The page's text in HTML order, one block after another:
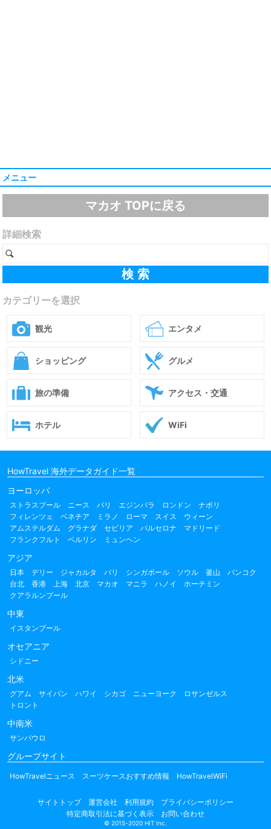
メニュー
マカオ TOPに戻る
詳細検索
カテゴリーを選択
観光 エンタメ
ショッピング グルメ
旅の準備 アクセス・交通
ホテル WiFi
HowTravel 海外データガイド一覧
ヨーロッパ
ストラスブール ニース パリ エジンバラ ロンドン
ナポリ
フィレンツェ
ベネチア ミラノ ローマ スイス
ウィーン
アムステルダム
グラナダ セビリア バルセロナ
マドリード
フランクフルト
ベルリン ミュンヘン
アジア
日本 デリー ジャカルタ バリ シンガポール ソウル 釜山
バンコク
台北
香港 上海 北京 マカオ マニラ ハノイ
ホーチミン
クアラルンプール
中東
イスタンブール
オセアニア
シドニー
北米
グアム サイパン ハワイ シカゴ ニューヨーク
ロサンゼルス
トロント
中南米
サンパウロ
グループサイト
HowTravelニュース スーツケースおすすめ情報 HowTravelWiFi
サイトトップ 運営会社 利用規約
プライバシーポリシー
特定商取引法に基づく表示
お問い合わせ
© 2015-2020 HIT Inc.